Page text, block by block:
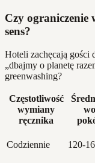
Czy
sens?
Hoteli zachęcają gości
„dbajmy o planetę
greenwashing?
Częstotliwość
wymiany
ręcznika
Codziennie 120-